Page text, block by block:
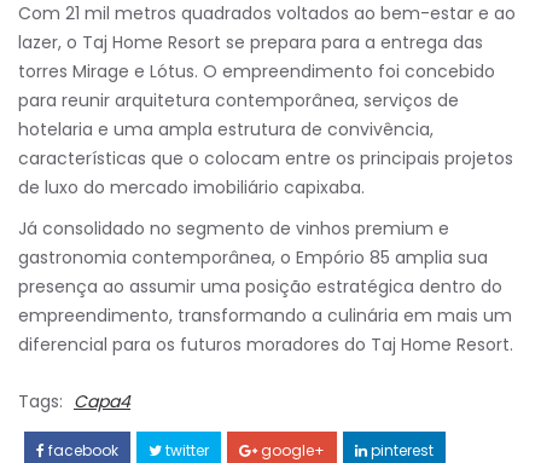
Com 21 mil metros quadrados voltados ao bem-estar e ao
lazer, o Taj Home Resort se prepara para a entrega das
torres Mirage e Lótus. O empreendimento foi concebido
para reunir arquitetura contemporânea, serviços de
hotelaria e uma ampla estrutura de convivência,
características que o colocam entre os principais projetos
de luxo do mercado imobiliário capixaba.
Já consolidado no segmento de vinhos premium e
gastronomia contemporânea, o Empório 85 amplia sua
presença ao assumir uma posição estratégica dentro do
empreendimento, transformando a culinária em mais um
diferencial para os futuros moradores do Taj Home Resort.
Tags: Capa4
facebook twitter google+ pinterest